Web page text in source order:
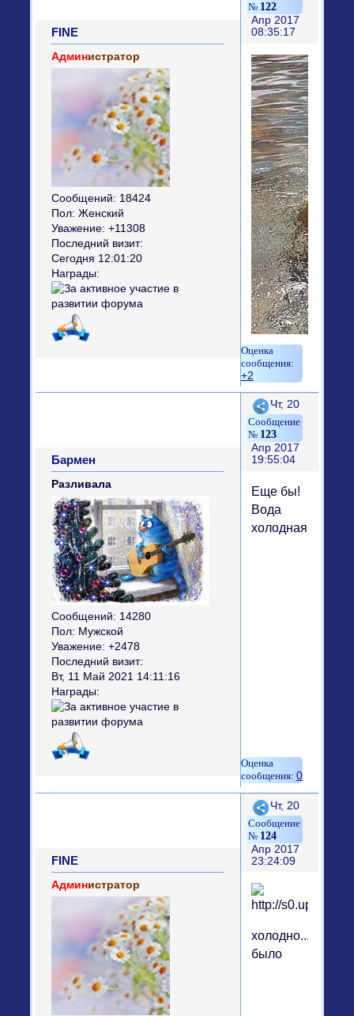
122
Апр 2017
08:35:17
FINE
Администратор
Сообщений: 18424
Пол: Женский
Уважение: +11308
Последний визит:
Сегодня 12:01:20
Награды:
+2
Поделиться
123
Чт, 20
Апр 2017
19:55:04
Бармен
Разливала
Сообщений: 14280
Пол: Мужской
Уважение: +2478
Последний визит:
Вт, 11 Май 2021 14:11:16
Награды:
Еще бы!
Вода
холодная!))
0
Поделиться
124
Чт, 20
Апр 2017
23:24:09
FINE
Администратор
холодно...
было